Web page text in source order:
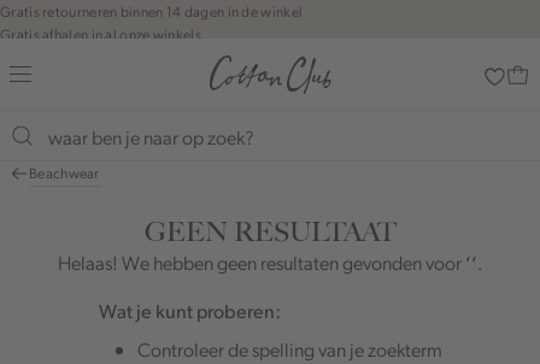
Navigeer
direct naar
de
hoofdinhoud
zoekbalk
Navigeer
Gratis retourneren binnen 14 dagen in de winkel
Gratis afhalen in al onze winkels
Jouw bestelling wordt binnen 1 tot 5 dagen bezorgd
Betaal zoals jij wilt: o.a. Bancontact, Riverty, Apple pay & creditcard
Beachwear
GEEN RESULTAAT
Helaas! We hebben geen resultaten gevonden voor‘‘.
Wat je kunt proberen:
Controleer de spelling van je zoekterm